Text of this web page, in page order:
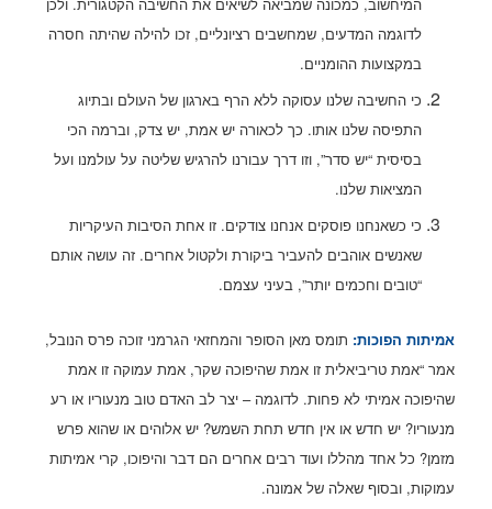
לדוגמה המדעים, שמחשבים רציונליים, זכו להילה שהיתה חסרה
במקצועות ההומניים.
כי החשיבה שלנו עסוקה ללא הרף בארגון של העולם ובתיוג
התפיסה שלנו אותו. כך לכאורה יש אמת, יש צדק, וברמה הכי
בסיסית “יש סדר”, וזו דרך עבורנו להרגיש שליטה על עולמנו ועל
המציאות שלנו.
כי כשאנחנו פוסקים אנחנו צודקים. זו אחת הסיבות העיקריות
שאנשים אוהבים להעביר ביקורת ולקטול אחרים. זה עושה אותם
“טובים וחכמים יותר”, בעיני עצמם.
אמיתות הפוכות: תומס מאן הסופר והמחזאי הגרמני זוכה פרס הנובל,
אמר “אמת טריביאלית זו אמת שהיפוכה שקר, אמת עמוקה זו אמת
שהיפוכה אמיתי לא פחות. לדוגמה – יצר לב האדם טוב מנעוריו או רע
מנעוריו? יש חדש או אין חדש תחת השמש? יש אלוהים או שהוא פרש
מזמן? כל אחד מהללו ועוד רבים אחרים הם דבר והיפוכו, קרי אמיתות
עמוקות, ובסוף שאלה של אמונה.